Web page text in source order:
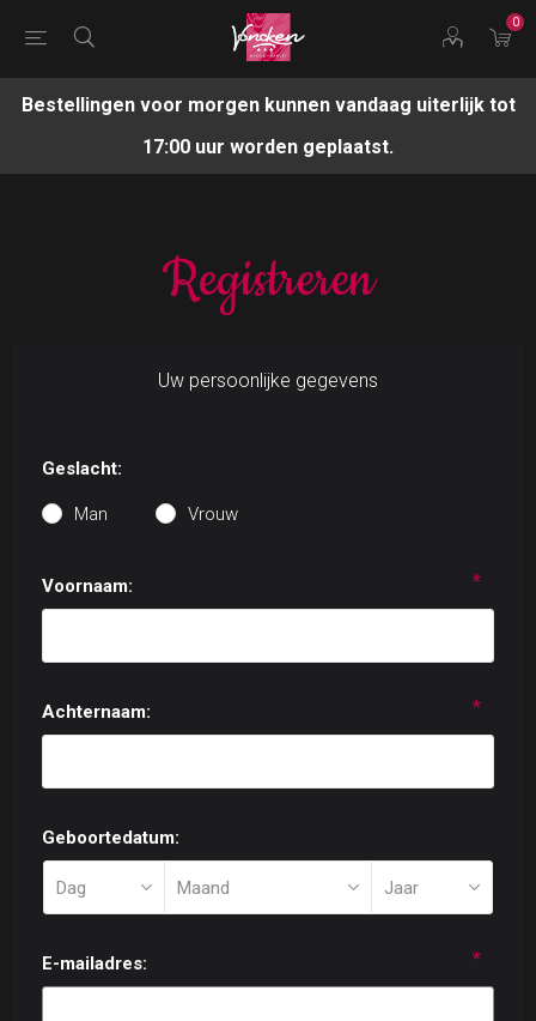
0
Bestellingen voor morgen kunnen vandaag uiterlijk tot
17:00 uur worden geplaatst.
Registreren
Uw persoonlijke gegevens
Geslacht:
Man Vrouw
Voornaam: *
Achternaam: *
Geboortedatum:
E-mailadres: *